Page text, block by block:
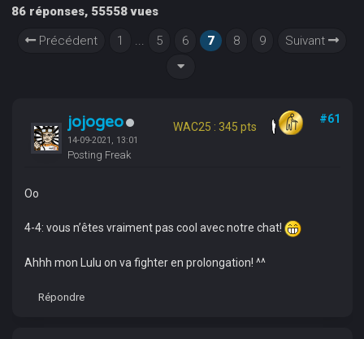
86 réponses, 55558 vues
Précédent
1 ... 5 6 7 8 9 Suivant
jojogeo
14-09-2021, 13:01
Posting Freak
WAC25 : 345 pts
#61
Oo
4-4: vous n’êtes vraiment pas cool avec notre chat!
Ahhh mon Lulu on va fighter en prolongation! ^^
Répondre